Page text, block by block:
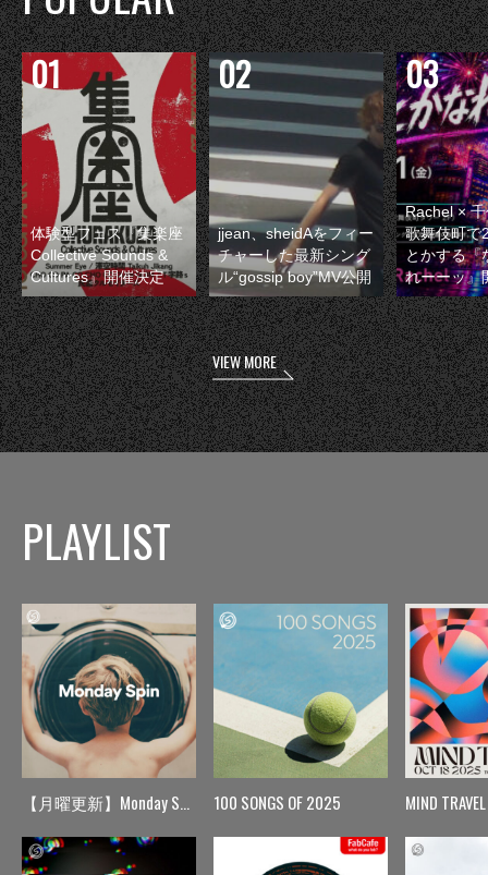
体験型フェス『集楽座
Collective Sounds &
Cultures』開催決定
jjean、sheidAをフィー
チャーした最新シング
ル“gossip boy”MV公開
Rachel ×
歌舞伎町で
とかする『
れーーッ』
VIEW MORE
PLAYLIST
【月曜更新】Monday Spin 100 SONGS OF 2025 MIND TRAVEL